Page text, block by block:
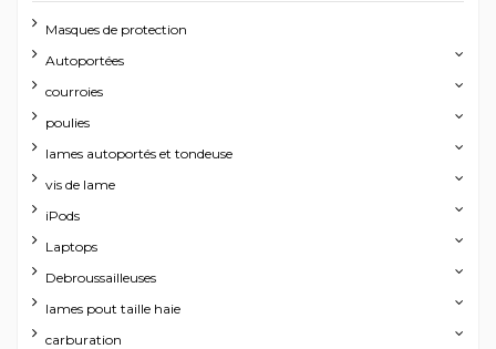
Masques de protection
Autoportées
courroies
poulies
lames autoportés et tondeuse
vis de lame
iPods
Laptops
Debroussailleuses
lames pout taille haie
carburation